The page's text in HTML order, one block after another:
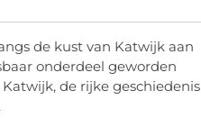
de kust van Katwijk aan
onderdeel geworden
de rijke geschiedenis